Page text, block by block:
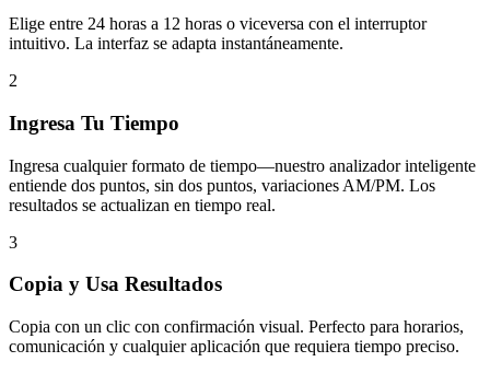
Elige entre 24 horas a 12 horas o viceversa con el interruptor
intuitivo. La interfaz se adapta instantáneamente.
2
Ingresa Tu Tiempo
Ingresa cualquier formato de tiempo—nuestro analizador inteligente
entiende dos puntos, sin dos puntos, variaciones AM/PM. Los
resultados se actualizan en tiempo real.
3
Copia y Usa Resultados
Copia con un clic con confirmación visual. Perfecto para horarios,
comunicación y cualquier aplicación que requiera tiempo preciso.